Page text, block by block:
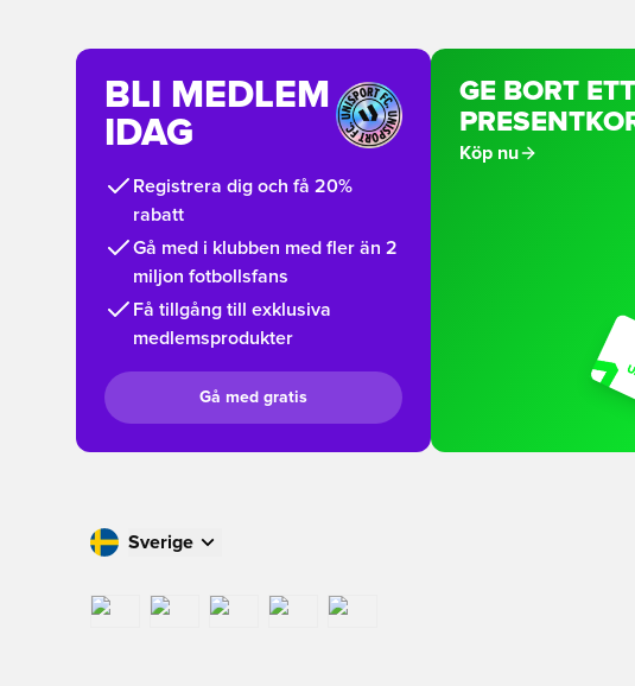
BLI MEDLEM
IDAG
Registrera dig och få 20%
rabatt
Gå med i klubben med fler än 2
miljon fotbollsfans
Få tillgång till exklusiva
medlemsprodukter
Gå med gratis
GE BORT ETT
Köp nu
Sverige